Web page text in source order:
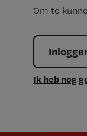
Om te
Ik heb nog